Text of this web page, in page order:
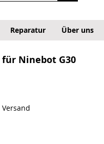
Reparatur Über uns
Ninebot G30
Versand